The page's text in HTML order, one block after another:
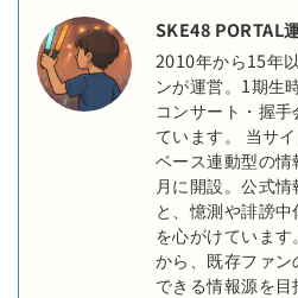
SKE48 PORTAL
2010年から15年
ンが運営。1期生
コンサート・握
ています。 当サ
ベース連動型の
月に開設。公式
と、憶測や誹謗
を心がけていま
から、既存ファ
できる情報源を目